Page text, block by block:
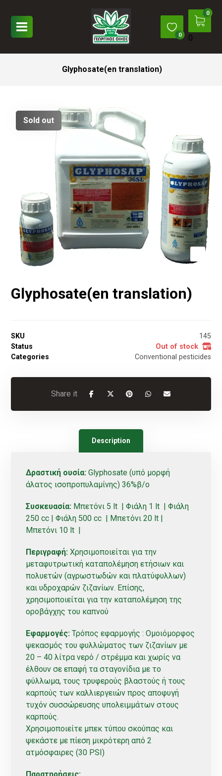
0
Glyphosate(en translation)
Sold out
Glyphosate(en translation)
SKU
145
Status
Out of stock
Categories
Conventional pesticides
Description
Δραστική ουσία: Glyphosate (υπό μορφή
άλατος ισοπροπυλαμίνης) 36%β/ο
Συσκευασία: Μπετόνι 5 lt | Φιάλη 1 lt | Φιάλη
250 cc | Φιάλη 500 cc | Μπετόνι 20 lt |
Μπετόνι 10 lt |
Περιγραφή: Χρησιμοποιείται για την
μεταφυτρωτική καταπολέμηση ετήσιων και
πολυετών (αγρωστωδών και πλατύφυλλων)
και υδροχαρών ζιζανίων. Επίσης,
χρησιμοποιείται για την καταπολέμηση της
οροβάγχης του καπνού
Εφαρμογές: Τρόπος εφαρμογής : Ομοιόμορφος
ψεκασμός του φυλλώματος των ζιζανίων με
20 – 40 λίτρα νερό / στρέμμα και χωρίς να
έλθουν σε επαφή τα σταγονίδια με το
φύλλωμα, τους τρυφερούς βλαστούς ή τους
καρπούς των καλλιεργειών προς αποφυγή
τυχόν συσσώρευσης υπολειμμάτων στους
καρπούς.
Χρησιμοποιείτε μπεκ τύπου σκούπας και
ψεκάστε με πίεση μικρότερη από 2
ατμόσφαιρες (30 PSI)